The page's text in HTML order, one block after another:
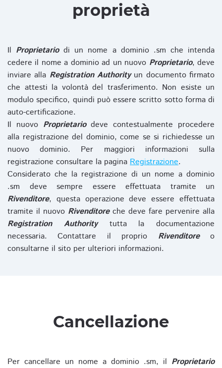
proprietà
Il Proprietariodi un nome a dominio .sm che intenda
cedere il nome a dominio ad un nuovo Proprietario, deve
inviare alla Registration Authorityun documento firmato
che attesti la volontà del trasferimento. Non esiste un
modulo specifico, quindi può essere scritto sotto forma di
auto-certificazione.
Il nuovo Proprietariodeve contestualmente procedere
alla registrazione del dominio, come se si richiedesse un
nuovo dominio. Per maggiori informazioni sulla
registrazione consultare la pagina Registrazione.
Considerato che la registrazione di un nome a dominio
.sm deve sempre essere effettuata tramite un
Rivenditore, questa operazione deve essere effettuata
tramite il nuovo Rivenditoreche deve fare pervenire alla
Registration Authoritytutta la documentazione
necessaria. Contattare il proprio Rivenditoreo
consultarne il sito per ulteriori informazioni.
Cancellazione
Per cancellare un nome a dominio .sm, il Proprietario